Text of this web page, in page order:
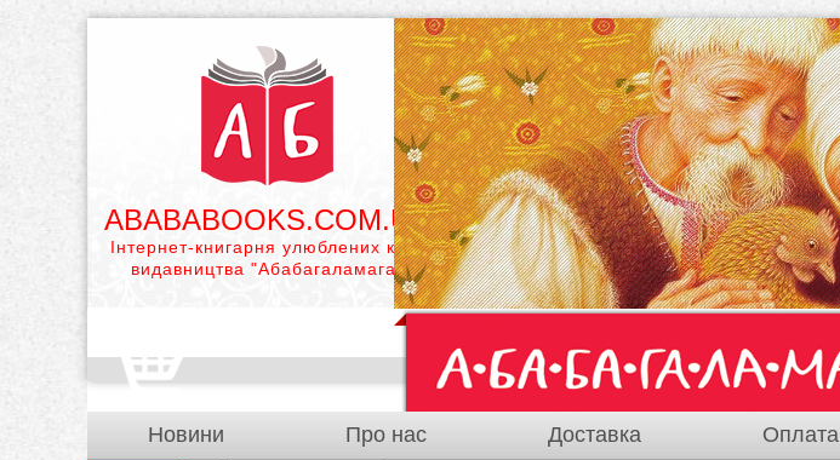
ABABABOOKS.COM.UA
Інтернет-книгарня улюблених книг
видавництва "Абабагаламага"
Новини Про нас Доставка Оплата